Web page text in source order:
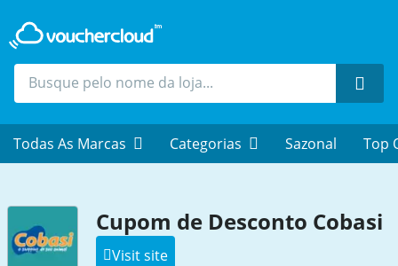
Todas As Marcas Categorias Sazonal Top
Cupom de Desconto Cobasi
Visit site